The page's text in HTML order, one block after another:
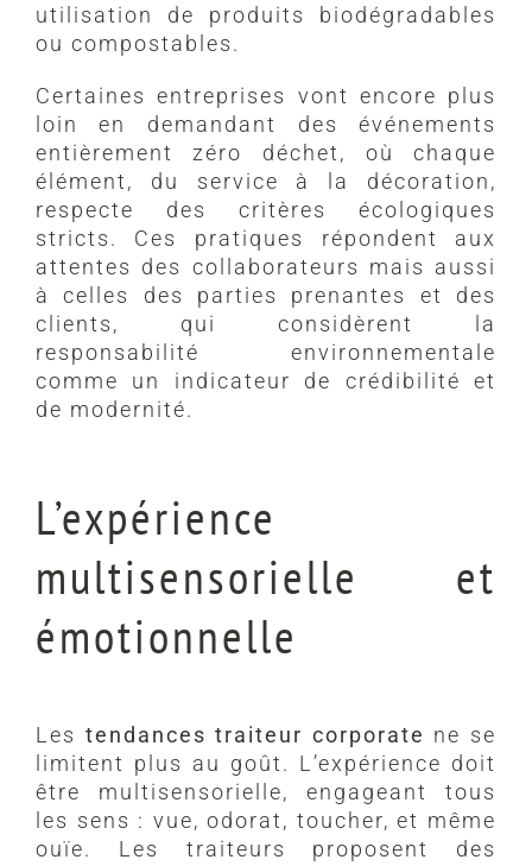
utilisation de produits biodégradables
ou compostables.
Certaines entreprises vont encore plus
loin en demandant des événements
entièrement zéro déchet, où chaque
élément, du service à la décoration,
respecte des critères écologiques
stricts. Ces pratiques répondent aux
attentes des collaborateurs mais aussi
à celles des parties prenantes et des
clients, qui considèrent la
responsabilité environnementale
comme un indicateur de crédibilité et
de modernité.
L’expérience
multisensorielle et
émotionnelle
Les tendances traiteur corporate ne se
limitent plus au goût. L’expérience doit
être multisensorielle, engageant tous
les sens : vue, odorat, toucher, et même
ouïe. Les traiteurs proposent des